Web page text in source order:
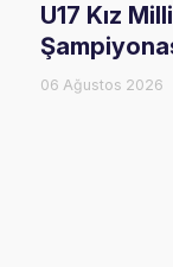
U17 Kız
06 Ağustos 2026